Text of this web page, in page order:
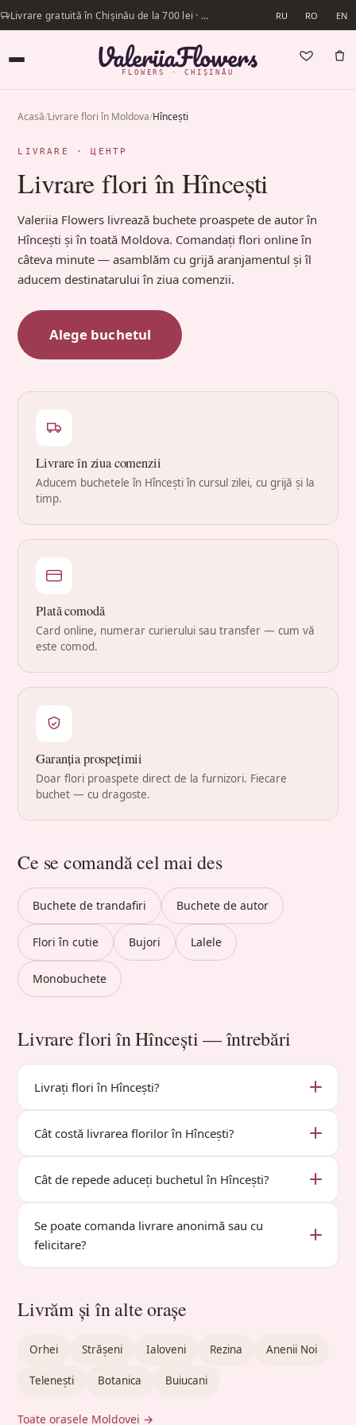
Livrare gratuită în Chișinău de la 700 lei · Livrăm în aceeași zi RU RO EN
FLOWERS · CHIȘINĂU
Acasă/Livrare flori în Moldova/Hîncești
LIVRARE · ЦЕНТР
Livrare flori în Hîncești
Valeriia Flowers livrează buchete proaspete de autor în
Hîncești și în toată Moldova. Comandați flori online în
câteva minute — asamblăm cu grijă aranjamentul și îl
aducem destinatarului în ziua comenzii.
Alege buchetul
Livrare în ziua comenzii
Aducem buchetele în Hîncești în cursul zilei, cu grijă și la
timp.
Plată comodă
Card online, numerar curierului sau transfer — cum vă
este comod.
Garanția prospețimii
Doar flori proaspete direct de la furnizori. Fiecare
buchet — cu dragoste.
Ce se comandă cel mai des
Buchete de trandafiri Buchete de autor
Flori în cutie Bujori Lalele
Monobuchete
Livrare flori în Hîncești — întrebări
Livrați flori în Hîncești?
Cât costă livrarea florilor în Hîncești?
Cât de repede aduceți buchetul în Hîncești?
Se poate comanda livrare anonimă sau cu
felicitare?
Livrăm și în alte orașe
Orhei Strășeni Ialoveni Rezina Anenii Noi
Telenești Botanica Buiucani
Toate orașele Moldovei →